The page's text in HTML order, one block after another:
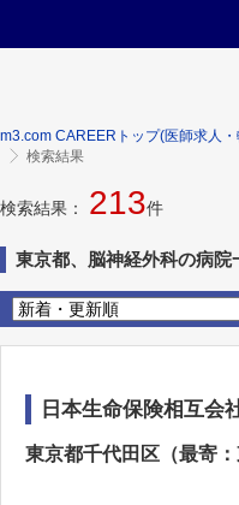
m3.com CAREERトップ(医師求人
検索結果
検索結果： 213件
東京都、脳神経外科の病院
日本生命保険相互会
東京都千代田区（最寄